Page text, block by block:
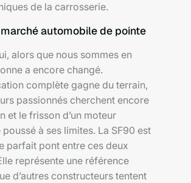
de la carrosserie.
marché automobile de pointe
alors que nous sommes en
a encore changé.
complète gagne du terrain,
passionnés cherchent encore
et le frisson d’un moteur
à ses limites. La SF90 est
parfait pont entre ces deux
représente une référence
d’autres constructeurs tentent